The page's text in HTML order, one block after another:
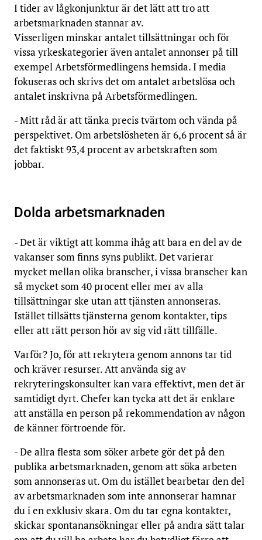
I tider av lågkonjunktur är det lätt att tro att
arbetsmarknaden stannar av.
Visserligen minskar antalet tillsättningar och för
vissa yrkeskategorier även antalet annonser på till
exempel Arbetsförmedlingens hemsida. I media
fokuseras och skrivs det om antalet arbetslösa och
antalet inskrivna på Arbetsförmedlingen.
- Mitt råd är att tänka precis tvärtom och vända på
perspektivet. Om arbetslösheten är 6,6 procent så är
det faktiskt 93,4 procent av arbetskraften som
jobbar.
Dolda arbetsmarknaden
- Det är viktigt att komma ihåg att bara en del av de
vakanser som finns syns publikt. Det varierar
mycket mellan olika branscher, i vissa branscher kan
så mycket som 40 procent eller mer av alla
tillsättningar ske utan att tjänsten annonseras.
Istället tillsätts tjänsterna genom kontakter, tips
eller att rätt person hör av sig vid rätt tillfälle.
Varför? Jo, för att rekrytera genom annons tar tid
och kräver resurser. Att använda sig av
rekryteringskonsulter kan vara effektivt, men det är
samtidigt dyrt. Chefer kan tycka att det är enklare
att anställa en person på rekommendation av någon
de känner förtroende för.
- De allra flesta som söker arbete gör det på den
publika arbetsmarknaden, genom att söka arbeten
som annonseras ut. Om du istället bearbetar den del
av arbetsmarknaden som inte annonserar hamnar
du i en exklusiv skara. Om du tar egna kontakter,
skickar spontanansökningar eller på andra sätt talar